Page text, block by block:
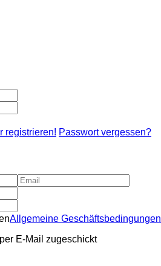
registrieren! Passwort vergessen?
Allgemeine Geschäftsbedingungen
E-Mail zugeschickt